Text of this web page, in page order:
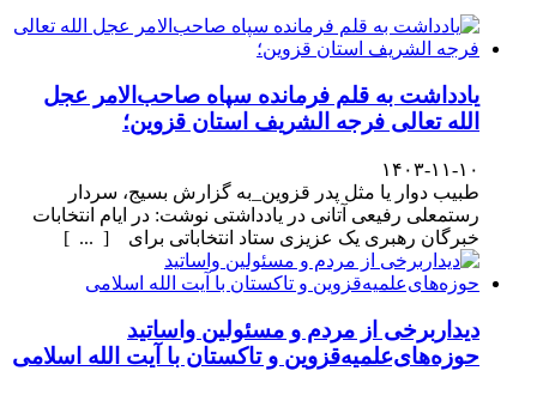
یادداشت به قلم فرمانده سپاه صاحب‌الامر عجل
الله تعالی فرجه الشریف استان قزوین؛
۱۴۰۳-۱۱-۱۰
طبیب دوار یا مثل پدر قزوین_به گزارش بسیج، سردار
رستمعلی رفیعی آتانی در یادداشتی نوشت: در ایام انتخابات
خبرگان رهبری یک عزیزی ستاد انتخاباتی برای [ ... ]
دیداربرخی از مردم و مسئولین واساتید
حوزه‌های‌علمیه‌قزوین و تاکستان با آیت الله اسلامی